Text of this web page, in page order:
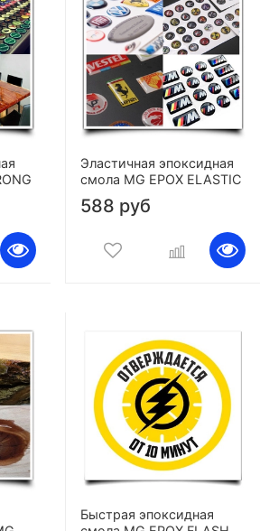
Эластичная эпоксидная
смола MG EPOX ELASTIC
588 руб
Быстрая эпоксидная